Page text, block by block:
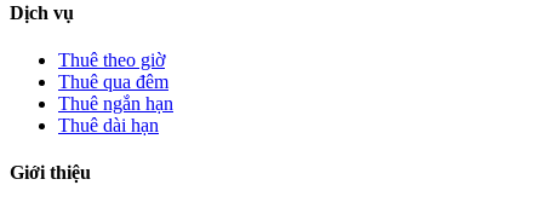
Dịch vụ
Thuê theo giờ
Thuê qua đêm
Thuê ngắn hạn
Thuê dài hạn
Giới thiệu